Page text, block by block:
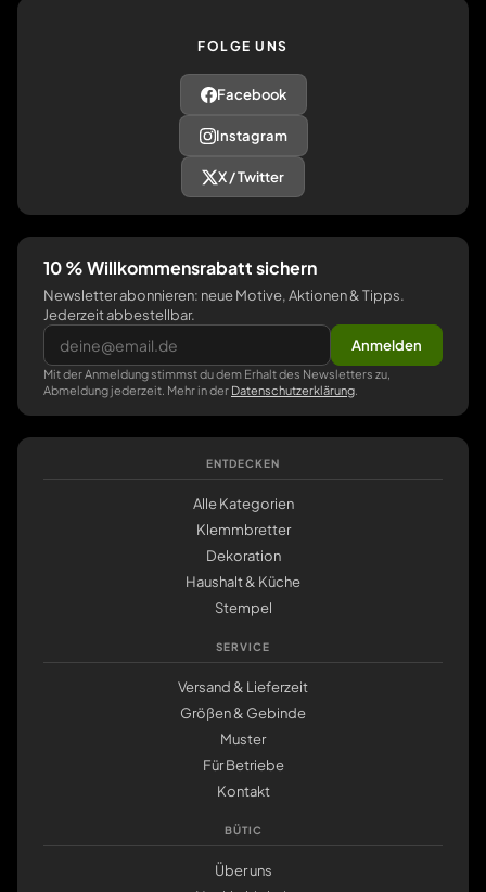
FOLGE UNS
Facebook
Instagram
X / Twitter
10 % Willkommensrabatt sichern
Newsletter abonnieren: neue Motive, Aktionen & Tipps.
Jederzeit abbestellbar.
Anmelden
Mit der Anmeldung stimmst du dem Erhalt des Newsletters zu,
Abmeldung jederzeit. Mehr in der Datenschutzerklärung
ENTDECKEN
Alle Kategorien
Klemmbretter
Dekoration
Haushalt & Küche
Stempel
SERVICE
Versand & Lieferzeit
Größen & Gebinde
Muster
Für Betriebe
Kontakt
BÜTIC
Über uns